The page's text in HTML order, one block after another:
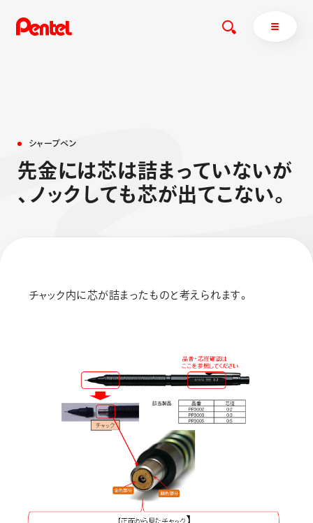
オレンズ
商品を探すトップ
ボールペン
ペン
ブラッシュ（筆）
ぺんてるについて
運営会社
シャ ープペン
先金には芯は詰ま っていないが
、 ノック しても芯が出てこない。
チャック内に芯が詰まったものと考えられます。